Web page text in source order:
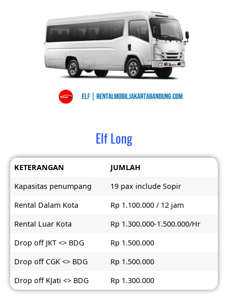
Elf Long
KETERANGAN
JUMLAH
Kapasitas penumpang
19 pax include Sopir
Rental Dalam Kota
Rp 1.100.000 / 12 jam
Rental Luar Kota
Rp 1.300.000-1.500.000/Hr
Drop off JKT <> BDG
Rp 1.500.000
Drop off CGK <> BDG
Rp 1.500.000
Drop off KJati <> BDG
Rp 1.300.000